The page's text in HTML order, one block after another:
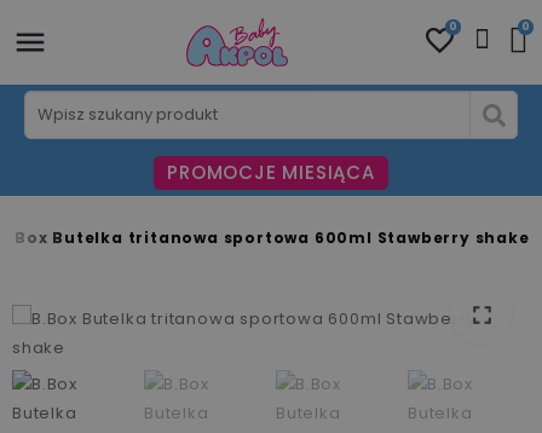
0 0
PROMOCJE MIESIĄCA
Butelka tritanowa sportowa 600ml Stawberry shake
fullscreen
fullscreen